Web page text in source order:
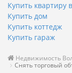
Купить квартиру
Купить дом
Купить коттедж
Купить гараж
Недвижимость
Снять торговый